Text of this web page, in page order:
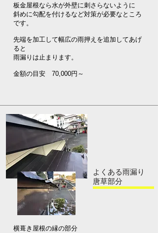
板金屋根なら水が外壁に刺さらないように
斜めに勾配を付けるなど対策が必要なところ
です。
先端を加工して幅広の雨押えを追加してあげ
ると
雨漏りは止まります。
​金額の目安 70,000円～
よくある雨漏り
唐草部分
横葺き屋根の縁の部分